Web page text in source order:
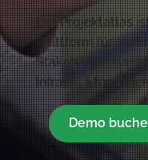
Der Projektatlas
Plattform für
Demo